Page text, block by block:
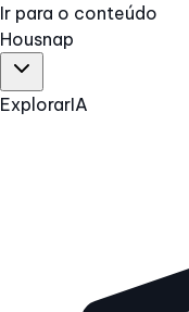
Ir para o conteúdo
Housnap
ExplorarIA